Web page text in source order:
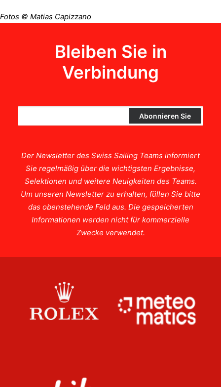
Fotos © Matias Capizzano
Bleiben Sie in
Verbindung
Der Newsletter des Swiss Sailing Teams informiert
Sie regelmäßig über die wichtigsten Ergebnisse,
Selektionen und weitere Neuigkeiten des Teams.
Um unseren Newsletter zu erhalten, füllen Sie bitte
das obenstehende Feld aus. Die gespeicherten
Informationen werden nicht für kommerzielle
Zwecke verwendet.